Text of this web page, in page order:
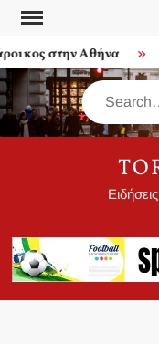
Skip
contentστην Αθήνα
Search